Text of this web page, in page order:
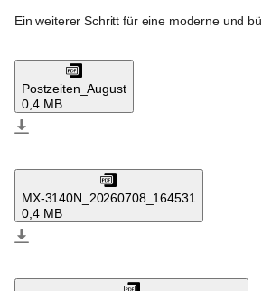
Ein weiterer Schritt für eine moderne und
Postzeiten_August
0,4 MB
MX-3140N_20260708_164531
0,4 MB